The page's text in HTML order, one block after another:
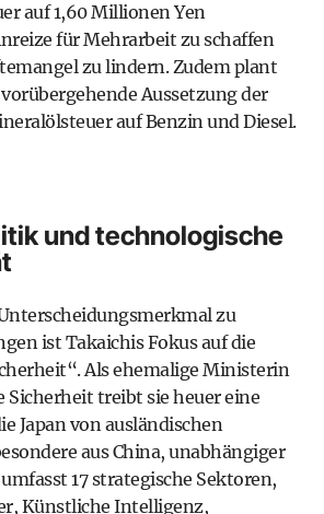
auf 1,60 Millionen Yen
für Mehrarbeit zu schaffen
zu lindern. Zudem plant
Aussetzung der
auf Benzin und Diesel.
und technologische
zu
ist Takaichis Fokus auf die
Als ehemalige Ministerin
treibt sie heuer eine
Japan von ausländischen
aus China, unabhängiger
17 strategische Sektoren,
Künstliche Intelligenz,